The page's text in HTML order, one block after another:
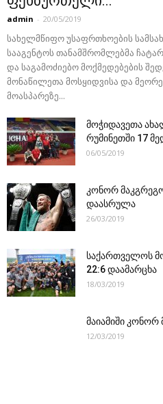
admin - 20/05/2019
სახელმწიფო უსაფრთხოების
სააგენტოს თანამშრომლებმა
და საგამოძიებო მოქმედებების
მონაწილეთა მოსყიდვისა და
მოასპარეზე...
მოჭიდავეთა
რუმინეთში 17
06/05/2019
კონორ
დაასრულა
26/03/2019
საქართველოს
22:6 დაამარცხა
18/03/2019
მაიამიში კონორ
12/03/2019